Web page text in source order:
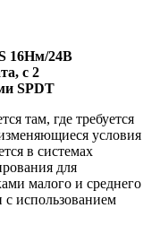
16Нм/24В
с 2
SPDT
там, где требуется
условия
в системах
для
малого и среднего
использованием